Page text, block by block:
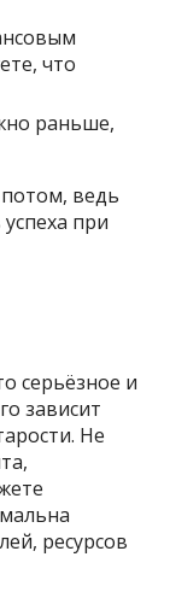
что
раньше,
ведь
при
серьёзное и
зависит
Не
ресурсов